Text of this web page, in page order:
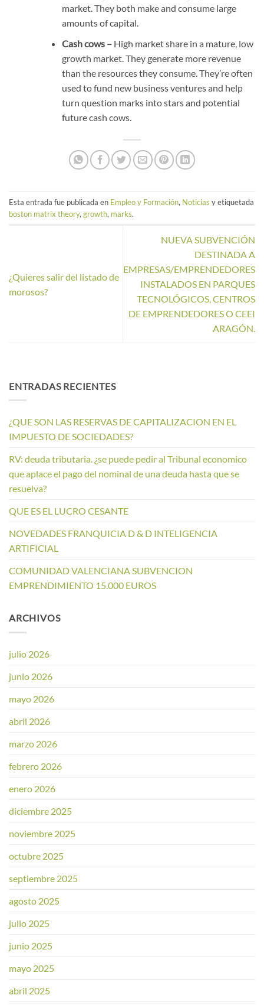
market. They both make and consume large
amounts of capital.
Cash cows –High market share in a mature, low
growth market. They generate more revenue
than the resources they consume. They’re often
used to fund new business ventures and help
turn question marks into stars and potential
future cash cows.
Esta entrada fue publicada en Empleo y Formación, Noticias y etiquetada
boston matrix theory, growth, marks.
¿Quieres salir del listado de
morosos?
NUEVA SUBVENCIÓN
DESTINADA A
EMPRESAS/EMPRENDEDORES
INSTALADOS EN PARQUES
TECNOLÓGICOS, CENTROS
DE EMPRENDEDORES O CEEI
ARAGÓN.
ENTRADAS RECIENTES
¿QUE SON LAS RESERVAS DE CAPITALIZACION EN EL
IMPUESTO DE SOCIEDADES?
RV: deuda tributaria. ¿se puede pedir al Tribunal economico
que aplace el pago del nominal de una deuda hasta que se
resuelva?
QUE ES EL LUCRO CESANTE
NOVEDADES FRANQUICIA D & D INTELIGENCIA
ARTIFICIAL
COMUNIDAD VALENCIANA SUBVENCION
EMPRENDIMIENTO 15.000 EUROS
ARCHIVOS
julio 2026
junio 2026
mayo 2026
abril 2026
marzo 2026
febrero 2026
enero 2026
diciembre 2025
noviembre 2025
octubre 2025
septiembre 2025
agosto 2025
julio 2025
junio 2025
mayo 2025
abril 2025